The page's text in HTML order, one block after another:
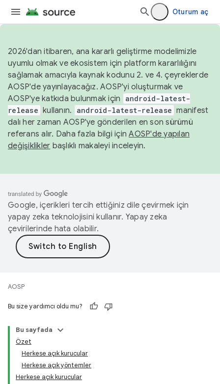
Oturum aç
2026'dan itibaren, ana kararlı geliştirme modelimizle
uyumlu olmak ve ekosistem için platform kararlılığını
sağlamak amacıyla kaynak kodunu 2. ve 4. çeyreklerde
AOSP'de yayınlayacağız. AOSP'yi oluşturmak ve
AOSP'ye katkıda bulunmak için
android-latest-
release kullanın. android-latest-release manifest
dalı her zaman AOSP'ye gönderilen en son sürümü
referans alır. Daha fazla bilgi içinAOSP'de yapılan
değişiklikler başlıklı makaleyi inceleyin.
Google, içerikleri tercih ettiğiniz dile çevirmek için
yapay zeka teknolojisini kullanır. Yapay zeka
çevirilerinde hata olabilir.
AOSP
Bu size yardımcı oldu mu?
Bu sayfada
Özet
Herkese açık kurucular
Herkese açık yöntemler
Herkese açık kurucular